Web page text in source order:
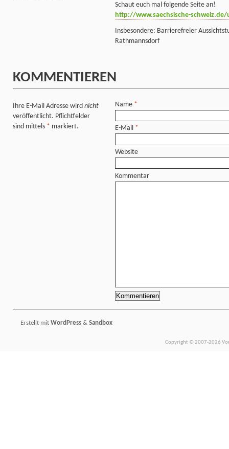
Schaut euch mal folgende Seite an!
http://www.saechsische-
Insbesondere: Barrierefreier
Rathmannsdorf
KOMMENTIEREN
Ihre E-Mail Adresse wird nicht
veröffentlicht. Pflichtfelder
sind mittels * markiert.
Name *
E-Mail *
Website
Kommentar
Erstellt mit WordPress & Sandbox
Copyright © 2007-2026